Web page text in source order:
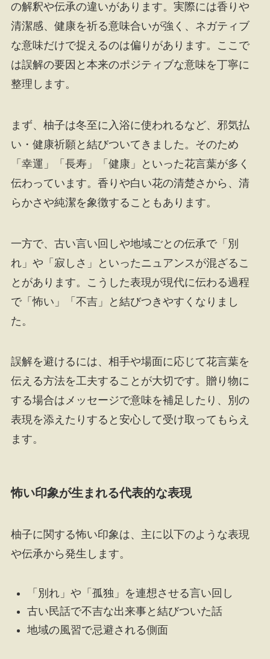
の解釈や伝承の違いがあります。実際には香りや
清潔感、健康を祈る意味合いが強く、ネガティブ
な意味だけで捉えるのは偏りがあります。ここで
は誤解の要因と本来のポジティブな意味を丁寧に
整理します。
まず、柚子は冬至に入浴に使われるなど、邪気払
い・健康祈願と結びついてきました。そのため
「幸運」「長寿」「健康」といった花言葉が多く
伝わっています。香りや白い花の清楚さから、清
らかさや純潔を象徴することもあります。
一方で、古い言い回しや地域ごとの伝承で「別
れ」や「寂しさ」といったニュアンスが混ざるこ
とがあります。こうした表現が現代に伝わる過程
で「怖い」「不吉」と結びつきやすくなりまし
た。
誤解を避けるには、相手や場面に応じて花言葉を
伝える方法を工夫することが大切です。贈り物に
する場合はメッセージで意味を補足したり、別の
表現を添えたりすると安心して受け取ってもらえ
ます。
怖い印象が生まれる代表的な表現
柚子に関する怖い印象は、主に以下のような表現
や伝承から発生します。
「別れ」や「孤独」を連想させる言い回し
古い民話で不吉な出来事と結びついた話
地域の風習で忌避される側面